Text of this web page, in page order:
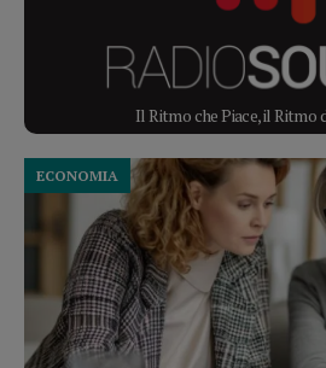
Il Ritmo che Piace, il Ritmo
ECONOMIA